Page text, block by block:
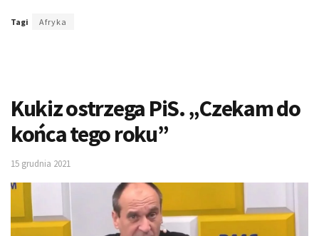
Tagi Afryka
Kukiz ostrzega PiS. „Czekam do
końca tego roku”
15 grudnia 2021